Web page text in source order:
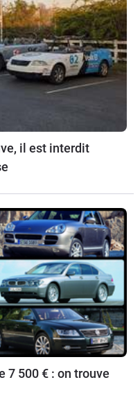
il est interdit
7 500 € : on trouve